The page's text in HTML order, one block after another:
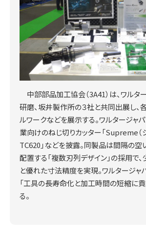
中部部品加工協会（3A41）は、ワルタ
研磨、坂井製作所の３社と共同出展し、
ルワークなどを展示する。ワルタージャ
業向けのねじ切りカッター「Supreme（
TC620」などを披露。同製品は間隔の
配置する「複数刃列デザイン」の採用で
と優れた寸法精度を実現。ワルタージャ
「工具の長寿命化と加工時間の短縮に
る。